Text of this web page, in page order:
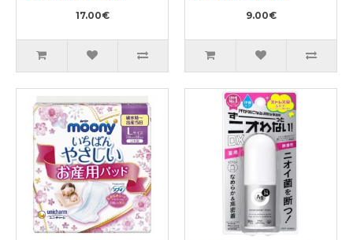
17.00€ 9.00€